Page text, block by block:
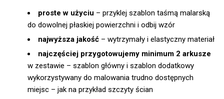
proste w użyciu – przyklej szablon taśmą malarską
do dowolnej płaskiej powierzchni i odbij wzór
najwyższa jakość – wytrzymały i elastyczny materiał
najczęściej przygotowujemy minimum 2 arkusze
w zestawie – szablon główny i szablon dodatkowy
wykorzystywany do malowania trudno dostępnych
miejsc – jak na przykład szczyty ścian